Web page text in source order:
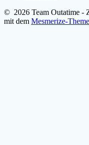
© 2026 Team Outatime -
mit dem Mesmerize-Theme